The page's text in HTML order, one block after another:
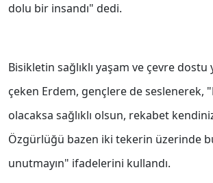
dolu bir insandı" dedi.
Bisikletin sağlıklı yaşam ve çevre
çeken Erdem, gençlere de seslenerek,
olacaksa sağlıklı olsun, rekabet
Özgürlüğü bazen iki tekerin üzerinde
unutmayın" ifadelerini kullandı.